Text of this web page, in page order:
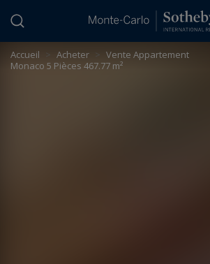
Accueil > Acheter > Vente Appartement
Monaco 5 Pièces 467.77 m²